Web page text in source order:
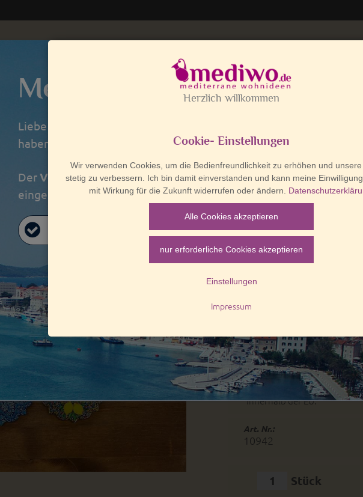
Bunte spanische Keramikuntersetzer Ø 11 cm
Bunte
Muster auswählen:
Modelo 6
auf Lager
Lieferzeiten:
innerhalb Deutschlands:
innerhalb der EU:
Art. Nr.:
10942
Stück
Mediwo macht Siesta.
Liebe Kunden, im Zeitraum von
haben wir Betriebsferien.
DerVersandaller Bestellungen, die in diesem Zeitraum
eingegangen sind, erfolgt erstab dem 24.08.2026.